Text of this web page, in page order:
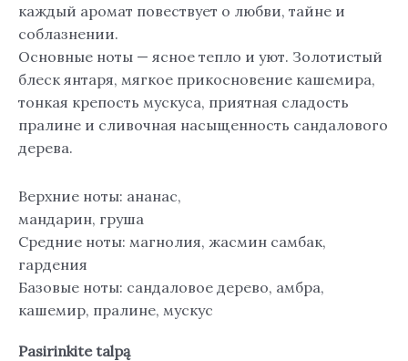
каждый аромат повествует о любви, тайне и
соблазнении.
Основные ноты — ясное тепло и уют. Золотистый
блеск янтаря, мягкое прикосновение кашемира,
тонкая крепость мускуса, приятная сладость
пралине и сливочная насыщенность сандалового
дерева.
Верхние ноты: ананас,
мандарин, груша
Средние ноты: магнолия, жасмин самбак,
гардения
Базовые ноты: сандаловое дерево, амбра,
кашемир, пралине, мускус
Pasirinkite talpą